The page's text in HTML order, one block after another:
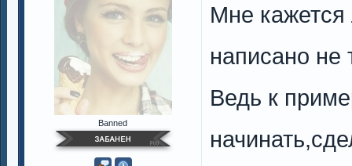
Banned
Мне кажется
написано не
Ведь к